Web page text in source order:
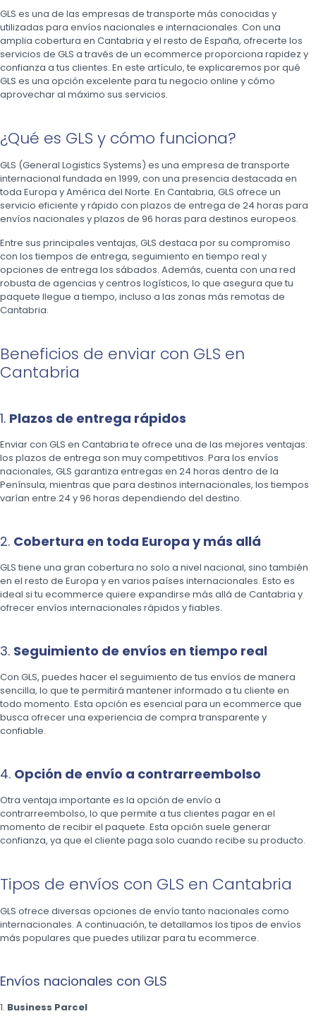
GLS es una de las empresas de transporte más conocidas y
utilizadas para envíos nacionales e internacionales. Con una
amplia cobertura en Cantabria y el resto de España, ofrecerte los
servicios de GLS a través de un ecommerce proporciona rapidez y
confianza a tus clientes. En este artículo, te explicaremos por qué
GLS es una opción excelente para tu negocio online y cómo
aprovechar al máximo sus servicios.
¿Qué es GLS y cómo funciona?
GLS (General Logistics Systems) es una empresa de transporte
internacional fundada en 1999, con una presencia destacada en
toda Europa y América del Norte. En Cantabria, GLS ofrece un
servicio eficiente y rápido con plazos de entrega de 24 horas para
envíos nacionales y plazos de 96 horas para destinos europeos.
Entre sus principales ventajas, GLS destaca por su compromiso
con los tiempos de entrega, seguimiento en tiempo real y
opciones de entrega los sábados. Además, cuenta con una red
robusta de agencias y centros logísticos, lo que asegura que tu
paquete llegue a tiempo, incluso a las zonas más remotas de
Cantabria.
Beneficios de enviar con GLS en
Cantabria
1. Plazos de entrega rápidos
Enviar con GLS en Cantabria te ofrece una de las mejores ventajas:
los plazos de entrega son muy competitivos. Para los envíos
nacionales, GLS garantiza entregas en 24 horas dentro de la
Península, mientras que para destinos internacionales, los tiempos
varían entre 24 y 96 horas dependiendo del destino.
2. Cobertura en toda Europa y más allá
GLS tiene una gran cobertura no solo a nivel nacional, sino también
en el resto de Europa y en varios países internacionales. Esto es
ideal si tu ecommerce quiere expandirse más allá de Cantabria y
ofrecer envíos internacionales rápidos y fiables.
3. Seguimiento de envíos en tiempo real
Con GLS, puedes hacer el seguimiento de tus envíos de manera
sencilla, lo que te permitirá mantener informado a tu cliente en
todo momento. Esta opción es esencial para un ecommerce que
busca ofrecer una experiencia de compra transparente y
confiable.
4. Opción de envío a contrarreembolso
Otra ventaja importante es la opción de envío a
contrarreembolso, lo que permite a tus clientes pagar en el
momento de recibir el paquete. Esta opción suele generar
confianza, ya que el cliente paga solo cuando recibe su producto.
Tipos de envíos con GLS en Cantabria
GLS ofrece diversas opciones de envío tanto nacionales como
internacionales. A continuación, te detallamos los tipos de envíos
más populares que puedes utilizar para tu ecommerce.
Envíos nacionales con GLS
1. Business Parcel